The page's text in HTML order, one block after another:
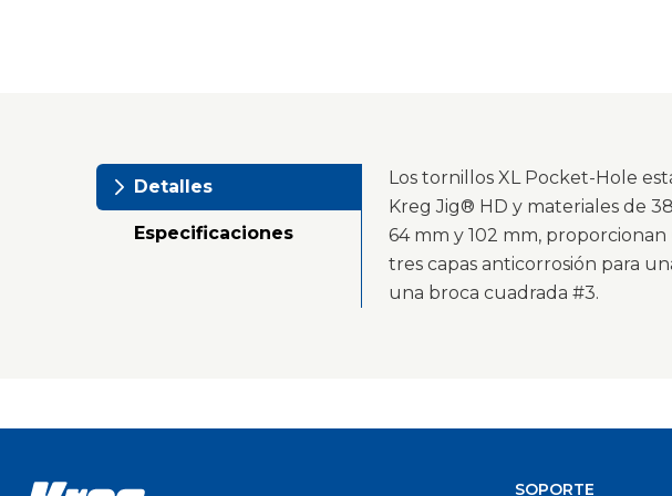
Detalles
Especificaciones
Los tornillos XL Pocket-Hole
Kreg Jig® HD y materiales de
64 mm y 102 mm,
tres capas anticorrosión para
una broca cuadrada #3.
SOPORTE